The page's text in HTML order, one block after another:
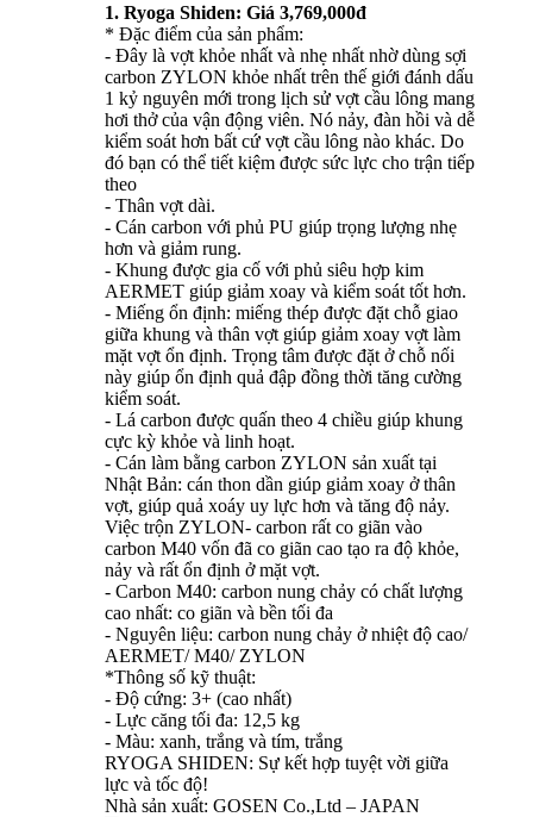
1. Ryoga Shiden: Giá 3,769,000đ
* Đặc điểm của sản phẩm:
- Đây là vợt khỏe nhất và nhẹ nhất nhờ dùng sợi
carbon ZYLON khỏe nhất trên thế giới đánh dấu
1 kỷ nguyên mới trong lịch sử vợt cầu lông mang
hơi thở của vận động viên. Nó nảy, đàn hồi và dễ
kiểm soát hơn bất cứ vợt cầu lông nào khác. Do
đó bạn có thể tiết kiệm được sức lực cho trận tiếp
theo
- Thân vợt dài.
- Cán carbon với phủ PU giúp trọng lượng nhẹ
hơn và giảm rung.
- Khung được gia cố với phủ siêu hợp kim
AERMET giúp giảm xoay và kiểm soát tốt hơn.
- Miếng ổn định: miếng thép được đặt chỗ giao
giữa khung và thân vợt giúp giảm xoay vợt làm
mặt vợt ổn định. Trọng tâm được đặt ở chỗ nối
này giúp ổn định quả đập đồng thời tăng cường
kiểm soát.
- Lá carbon được quấn theo 4 chiều giúp khung
cực kỳ khỏe và linh hoạt.
- Cán làm bằng carbon ZYLON sản xuất tại
Nhật Bản: cán thon dần giúp giảm xoay ở thân
vợt, giúp quả xoáy uy lực hơn và tăng độ nảy.
Việc trộn ZYLON- carbon rất co giãn vào
carbon M40 vốn đã co giãn cao tạo ra độ khỏe,
nảy và rất ổn định ở mặt vợt.
- Carbon M40: carbon nung chảy có chất lượng
cao nhất: co giãn và bền tối đa
- Nguyên liệu: carbon nung chảy ở nhiệt độ cao/
AERMET/ M40/ ZYLON
*Thông số kỹ thuật:
- Độ cứng: 3+ (cao nhất)
- Lực căng tối đa: 12,5 kg
- Màu: xanh, trắng và tím, trắng
RYOGA SHIDEN: Sự kết hợp tuyệt vời giữa
lực và tốc độ!
Nhà sản xuất: GOSEN Co.,Ltd – JAPAN